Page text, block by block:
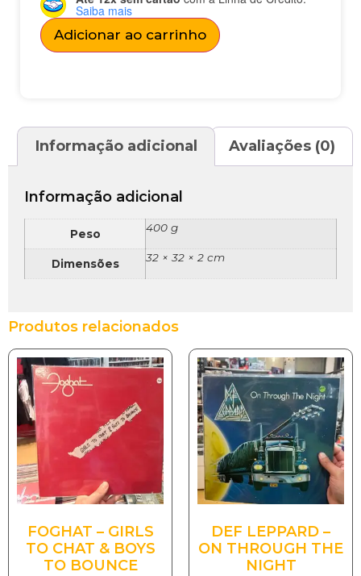
Saiba mais
Adicionar ao carrinho
Informação adicional Avaliações (0)
Informação adicional
Peso 400 g
Dimensões 32 × 32 × 2 cm
Produtos relacionados
FOGHAT – GIRLS
TO CHAT & BOYS
TO BOUNCE
DEF LEPPARD –
ON THROUGH THE
NIGHT